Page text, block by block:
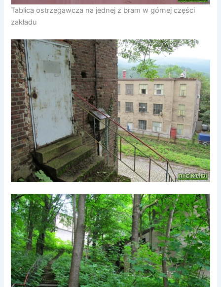
Tablica ostrzegawcza na jednej z bram w górnej części
zakładu